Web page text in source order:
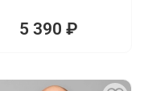
5 390 ₽